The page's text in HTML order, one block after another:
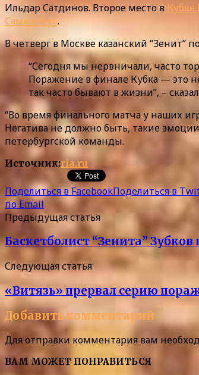
Ильдар Сатдинов. Второе место в Кубке
Саммелвуо.
В четверг в Москве казанский “Зенит”
“Сегодня мы нервничали, часто
Поражение в финале Кубка — это
так часто бывают в жизни”, –
“Во время финального матча у наших
Негатива не должно быть, такие
петербургской команды.
Источник:ria.ru
Поделиться в FacebookПоделиться в
по Email
Предыдущая статья
Баскетболист “Зенита”
Следующая статья
«Витязь» прервал серию
Добавить комментарий
Для отправки комментария вам
ВАМ МОЖЕТ ПОНРАВИТЬСЯ